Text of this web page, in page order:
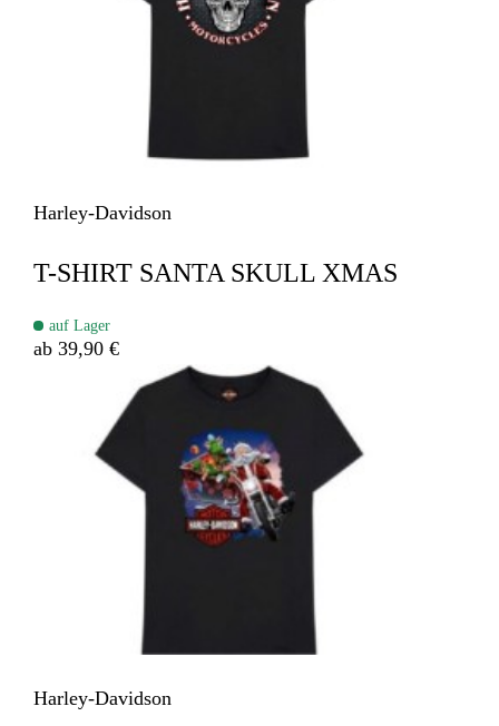
Harley-Davidson
T-SHIRT SANTA SKULL XMAS
auf Lager
ab 39,90 €
Harley-Davidson